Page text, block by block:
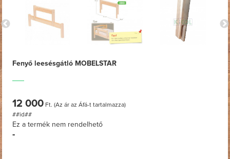
Fenyő leesésgátló MOBELSTAR
12 000 Ft. (Az ár az Áfá-t tartalmazza)
##id##
Ez a termék nem rendelhető
-